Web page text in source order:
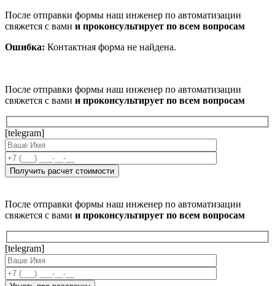
После отправки формы наш инженер по автоматизации
свяжется с вами и проконсультирует по всем вопросам
Ошибка: Контактная форма не найдена.
После отправки формы наш инженер по автоматизации
свяжется с вами и проконсультирует по всем вопросам
[telegram]
После отправки формы наш инженер по автоматизации
свяжется с вами и проконсультирует по всем вопросам
[telegram]